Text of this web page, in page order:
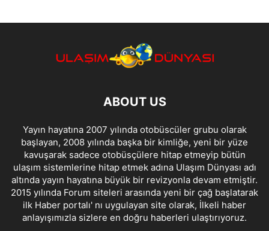
ABOUT US
Yayın hayatına 2007 yılında otobüscüler grubu olarak
başlayan, 2008 yılında başka bir kimliğe, yeni bir yüze
kavuşarak sadece otobüsçülere hitap etmeyip bütün
ulaşım sistemlerine hitap etmek adına Ulaşım Dünyası adı
altında yayın hayatına büyük bir revizyonla devam etmiştir.
2015 yılında Forum siteleri arasında yeni bir çağ başlatarak
ilk Haber portalı' nı uygulayan site olarak, İlkeli haber
anlayışımızla sizlere en doğru haberleri ulaştırıyoruz.